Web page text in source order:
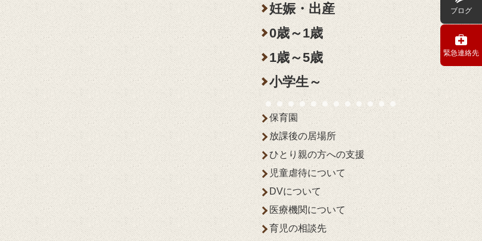
ブログ
緊急連絡先
妊娠・出産
0歳～1歳
1歳～5歳
小学生～
保育園
放課後の居場所
ひとり親の方への支援
児童虐待について
DVについて
医療機関について
育児の相談先